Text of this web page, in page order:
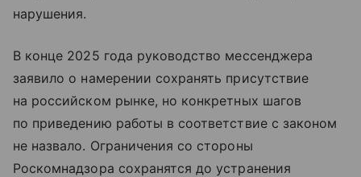
нарушения.
В конце 2025 года руководство мессенджера
заявило о намерении сохранять присутствие
на российском рынке, но конкретных шагов
по приведению работы в соответствие с законом
не назвало. Ограничения со стороны
Роскомнадзора сохранятся до устранения